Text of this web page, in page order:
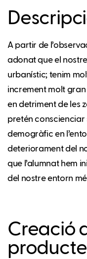
A partir de
adonat que el
urbanístic; tenim
increment molt gran
en detriment de les
pretén conscienciar
demogràfic en
deteriorament del
que l’alumnat hem
del nostre entorn
Creació